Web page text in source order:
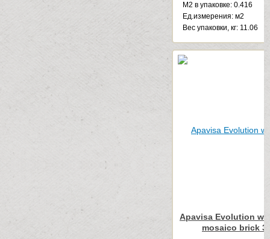
М2 в упаковке: 0.416
Ед.измерения: м2
Веc упаковки, кг: 11.06
Apavisa Evolution
mosaico brick